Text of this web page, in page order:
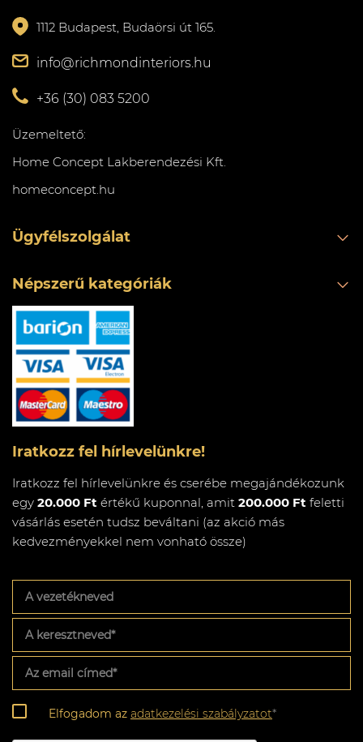
1112 Budapest, Budaörsi út 165.
info@richmondinteriors.hu
+36 (30) 083 5200
Üzemeltető:
Home Concept Lakberendezési Kft.
homeconcept.hu
Ügyfélszolgálat
Népszerű kategóriák
Iratkozz fel hírlevelünkre!
Iratkozz fel hírlevelünkre és cserébe megajándékozunk
egy 20.000 Ft értékű kuponnal, amit 200.000 Ft feletti
vásárlás esetén tudsz beváltani (az akció más
kedvezményekkel nem vonható össze)
vezetékneved
keresztneved*
email
címed*
Adatkezelési
szabályzat*
Elfogadom az adatkezelési szabályzatot*